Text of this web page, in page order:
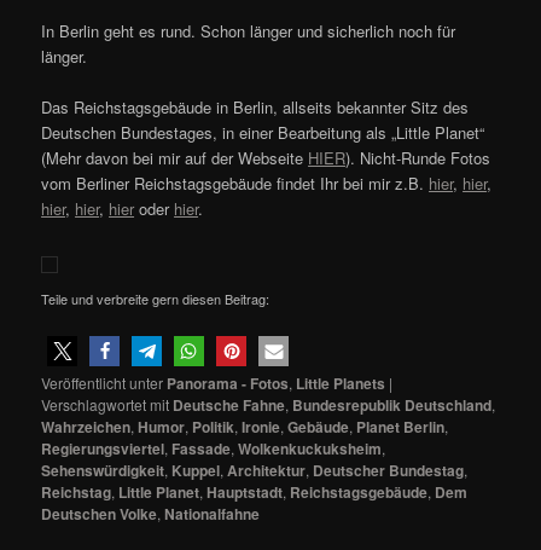
In Berlin geht es rund. Schon länger und sicherlich noch für
länger.
Das Reichstagsgebäude in Berlin, allseits bekannter Sitz des
Deutschen Bundestages, in einer Bearbeitung als „Little Planet“
(Mehr davon bei mir auf der Webseite HIER). Nicht-Runde Fotos
vom Berliner Reichstagsgebäude findet Ihr bei mir z.B. hier, hier,
hier, hier, hier oder hier.
Teile und verbreite gern diesen Beitrag:
Veröffentlicht unter Panorama - Fotos, Little Planets |
Verschlagwortet mit Deutsche Fahne, Bundesrepublik Deutschland,
Wahrzeichen, Humor, Politik,Ironie,Gebäude, Planet Berlin,
Regierungsviertel, Fassade,Wolkenkuckuksheim,
Sehenswürdigkeit, Kuppel,Architektur, Deutscher Bundestag,
Reichstag, Little Planet, Hauptstadt, Reichstagsgebäude, Dem
Deutschen Volke, Nationalfahne